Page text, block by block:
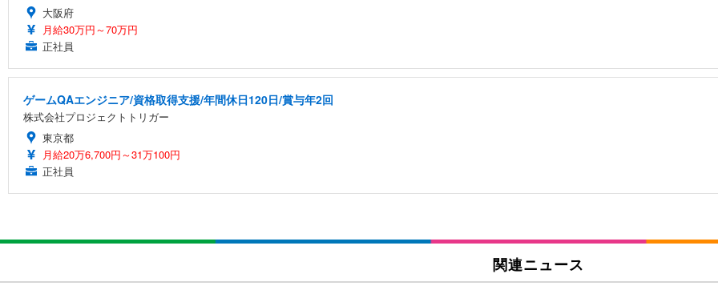
大阪府
月給30万円～70万円
正社員
ゲームQAエンジニア/資格取得支援/年間休日120日/賞与年2回
株式会社プロジェクトトリガー
東京都
月給20万6,700円～31万100円
正社員
関連ニュース